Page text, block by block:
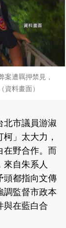
案遭羈押禁見，
資料畫面）
北市議員游淑
」太大力，
在野合作。而
來自朱系人
頭都指向文傳
調監督市政本
與在藍白合